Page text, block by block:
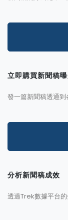
立即購買新聞稿
發一篇新聞稿透通到
分析新聞稿成效
透過Trek數據平台